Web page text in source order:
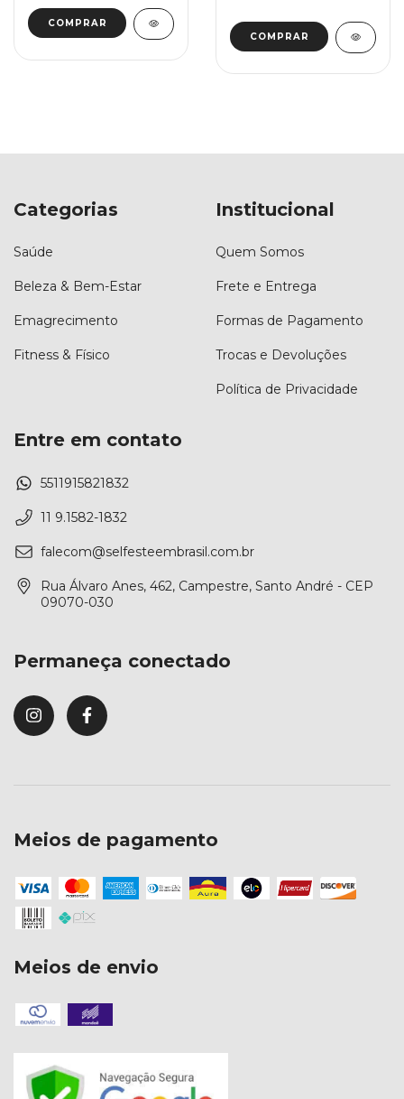
Categorias
Saúde
Beleza & Bem-Estar
Emagrecimento
Fitness & Físico
Institucional
Quem Somos
Frete e Entrega
Formas de Pagamento
Trocas e Devoluções
Política de Privacidade
Entre em contato
5511915821832
11 9.1582-1832
falecom@selfesteembrasil.com.br
Rua Álvaro Anes, 462, Campestre, Santo André - CEP
09070-030
Permaneça conectado
Meios de pagamento
Meios de envio